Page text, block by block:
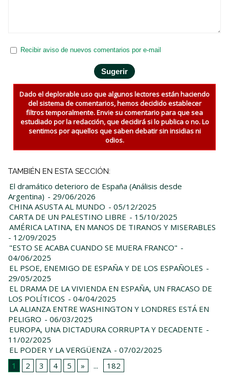
Recibir aviso de nuevos comentarios por e-mail
Dado el deplorable uso que algunos lectores están haciendo
del sistema de comentarios, hemos decidido establecer
filtros temporalmente. Envie su comentario para que sea
estudiado por la redacción, que decidirá si lo publica o no. Lo
sentimos por aquellos que saben debatir sin insidias ni
odios.
TAMBIÉN EN ESTA SECCIÓN:
El dramático deterioro de España (Análisis desde
Argentina) - 29/06/2026
CHINA ASUSTA AL MUNDO - 05/12/2025
CARTA DE UN PALESTINO LIBRE - 15/10/2025
AMÉRICA LATINA, EN MANOS DE TIRANOS Y MISERABLES
- 12/09/2025
"ESTO SE ACABA CUANDO SE MUERA FRANCO" -
04/06/2025
EL PSOE, ENEMIGO DE ESPAÑA Y DE LOS ESPAÑOLES -
29/05/2025
EL DRAMA DE LA VIVIENDA EN ESPAÑA, UN FRACASO DE
LOS POLÍTICOS - 04/04/2025
LA ALIANZA ENTRE WASHINGTON Y LONDRES ESTÁ EN
PELIGRO - 06/03/2025
EUROPA, UNA DICTADURA CORRUPTA Y DECADENTE -
11/02/2025
EL PODER Y LA VERGÜENZA - 07/02/2025
1
2 3 4 5 » ... 182